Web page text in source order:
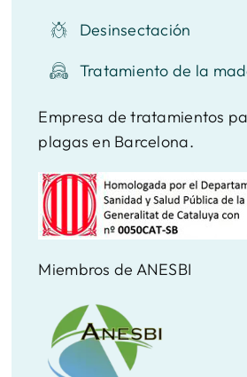
Desinsectación
Tratamiento de la
Empresa de tratamientos
plagas en Barcelona.
Miembros de ANESBI